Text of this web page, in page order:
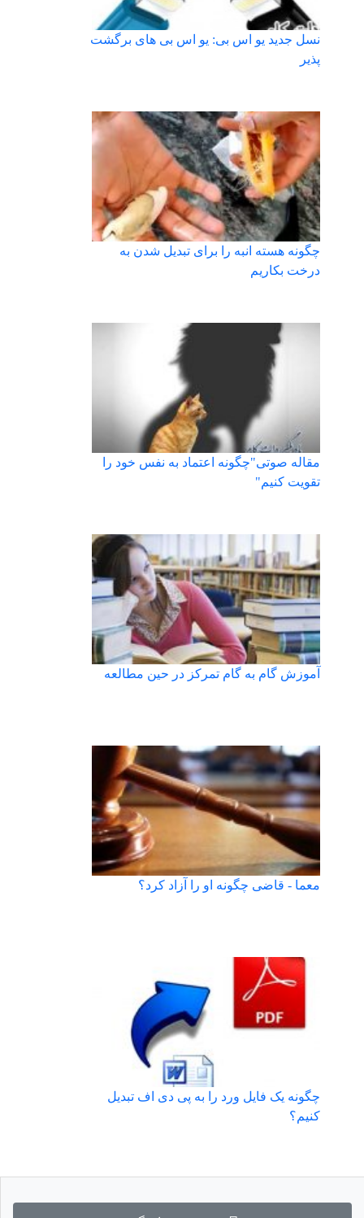
نسل جدید یو اس بی: یو اس بی های برگشت
پذیر
چگونه هسته انبه را برای تبدیل شدن به
درخت بکاریم
مقاله صوتی"چگونه اعتماد به نفس خود را
تقویت کنیم"
آموزش گام به گام تمرکز در حین مطالعه
معما - قاضی چگونه او را آزاد کرد؟
چگونه یک فایل ورد را به پی دی اف تبدیل
کنیم؟